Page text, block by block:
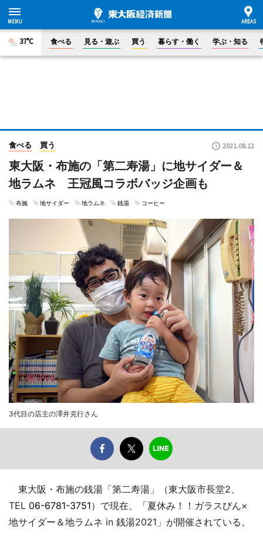
37°C 食べる 見る・遊ぶ 買う 暮らす・働く 学ぶ・知る
食べる 買う 2021.08.12
東大阪・布施の「第二寿湯」に地サイダー＆
地ラムネ 王冠風コラボバッジ企画も
布施 地サイダー 地ラムネ 銭湯 コーヒー
3代目の店主の澤井克行さん
東大阪・布施の銭湯「第二寿湯」（東大阪市長堂2、
TEL 06-6781-3751）で現在、「夏休み！！ガラスびん×
地サイダー＆地ラムネ in 銭湯2021」が開催されている。